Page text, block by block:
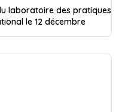
laboratoire des pratiques
le 12 décembre